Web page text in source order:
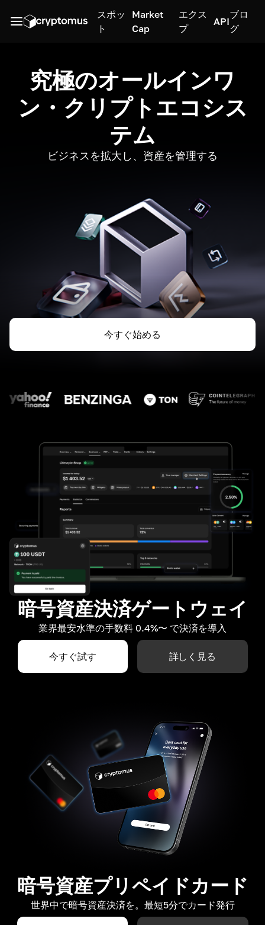
スポッ
ト
Market
Cap
エクス
プ
API
ブロ
グ
究極のオールインワ
ン・クリプトエコシス
テム
ビジネスを拡大し、資産を管理する
今すぐ始める
暗号資産決済ゲートウェイ
業界最安水準の手数料 0.4%〜 で決済を導入
今すぐ試す 詳しく見る
暗号資産プリペイドカード
世界中で暗号資産決済を。最短5分でカード発行